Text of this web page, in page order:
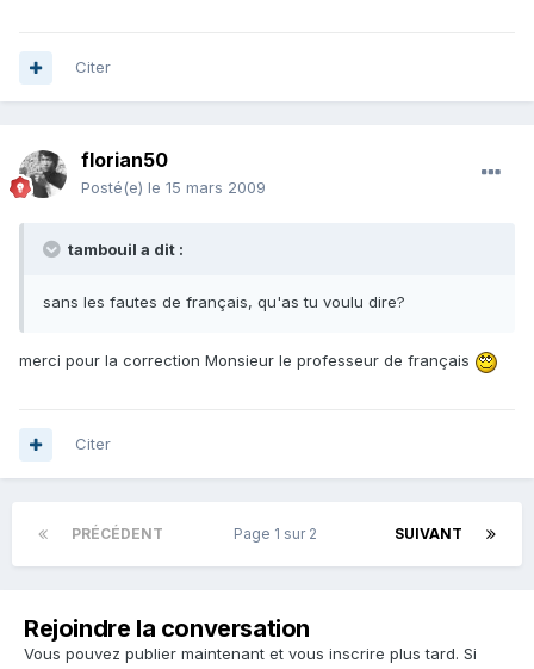
Citer
florian50
Posté(e) le 15 mars 2009
tambouil a dit :
sans les fautes de français, qu'as tu voulu dire?
merci pour la correction Monsieur le professeur de français
Citer
PRÉCÉDENT SUIVANT
Page 1 sur 2
Rejoindre la conversation
Vous pouvez publier maintenant et vous inscrire plus tard. Si